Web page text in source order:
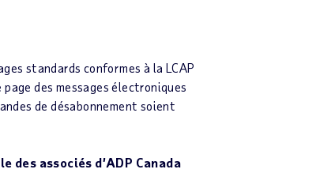
standards conformes à la LCAP
des messages électroniques
de désabonnement soient
des associés d’ADP Canada